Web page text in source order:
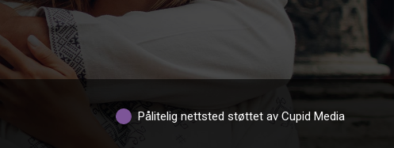
Pålitelig nettsted støttet av Cupid Media